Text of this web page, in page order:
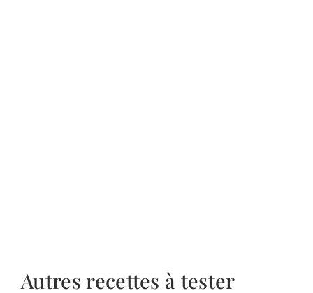
Autres recettes à tester